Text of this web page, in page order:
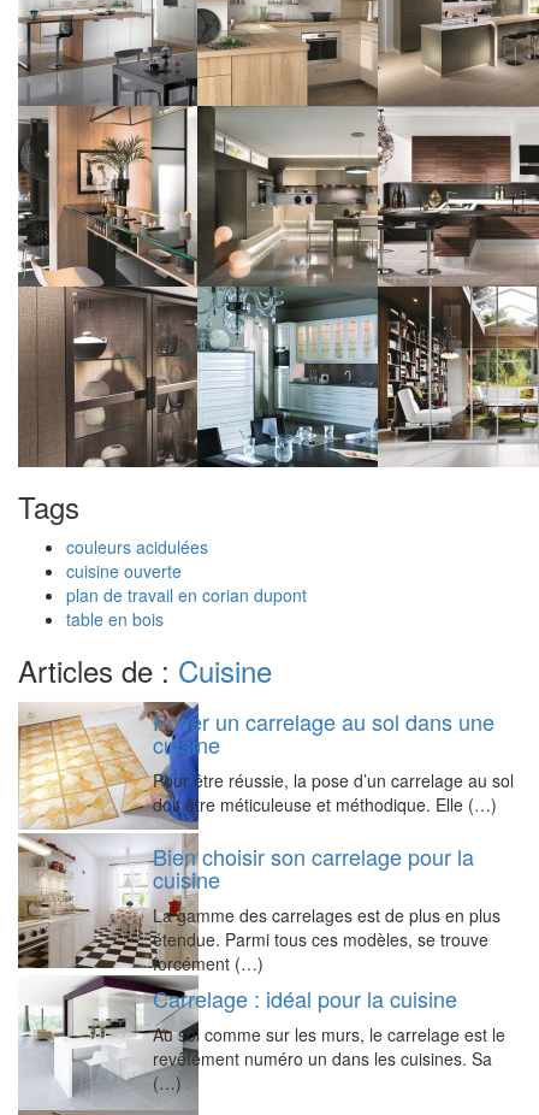
Tags
couleurs acidulées
cuisine ouverte
plan de travail en corian dupont
table en bois
Articles de : Cuisine
Poser un carrelage au sol dans une
cuisine
Pour être réussie, la pose d’un carrelage au sol
doit être méticuleuse et méthodique. Elle (…)
Bien choisir son carrelage pour la
cuisine
La gamme des carrelages est de plus en plus
étendue. Parmi tous ces modèles, se trouve
forcément (…)
Carrelage : idéal pour la cuisine
Au sol comme sur les murs, le carrelage est le
revêtement numéro un dans les cuisines. Sa
(…)